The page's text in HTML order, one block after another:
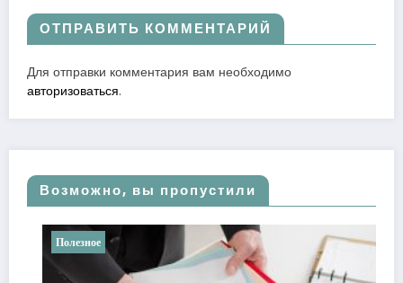
ОТПРАВИТЬ КОММЕНТАРИЙ
Для отправки комментария вам необходимо
авторизоваться.
Возможно, вы пропустили
Полезное